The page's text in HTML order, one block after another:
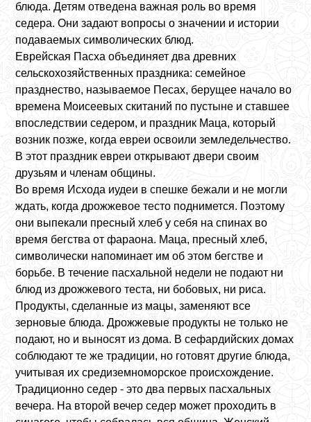
блюда. Детям отведена важная роль во время
седера. Они задают вопросы о значении и истории
подаваемых символических блюд.
Еврейская Пасха объединяет два древних
сельскохозяйственных праздника: семейное
празднество, называемое Песах, берущее начало во
времена Моисеевых скитаний по пустыне и ставшее
впоследствии седером, и праздник Маца, который
возник позже, когда евреи освоили земледельчество.
В этот праздник евреи открывают двери своим
друзьям и членам общины.
Во время Исхода иудеи в спешке бежали и не могли
ждать, когда дрожжевое тесто поднимется. Поэтому
они выпекали пресный хлеб у себя на спинах во
время бегства от фараона. Маца, пресный хлеб,
символически напоминает им об этом бегстве и
борьбе. В течение пасхальной недели не подают ни
блюд из дрожжевого теста, ни бобовых, ни риса.
Продукты, сделанные из мацы, заменяют все
зерновые блюда. Дрожжевые продукты не только не
подают, но и выносят из дома. В сефардийских домах
соблюдают те же традиции, но готовят другие блюда,
учитывая их средиземноморское происхождение.
Традиционно седер - это два первых пасхальных
вечера. На второй вечер седер может проходить в